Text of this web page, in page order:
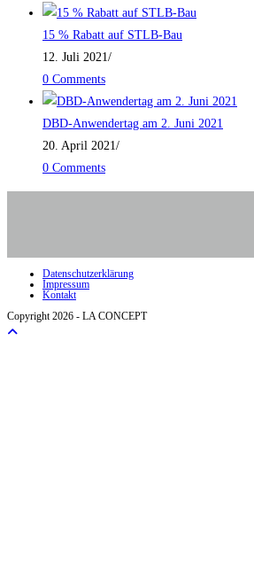
15 % Rabatt auf STLB-Bau
12. Juli 2021/
0 Comments
DBD-Anwendertag am 2. Juni 2021
20. April 2021/
0 Comments
Datenschutzerklärung
Impressum
Kontakt
Copyright 2026 - LA CONCEPT